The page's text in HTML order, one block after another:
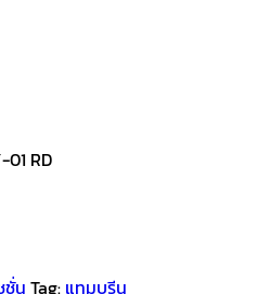
RD
น Tag: แทมบูรีน